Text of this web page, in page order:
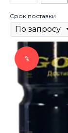
Срок поставки
%